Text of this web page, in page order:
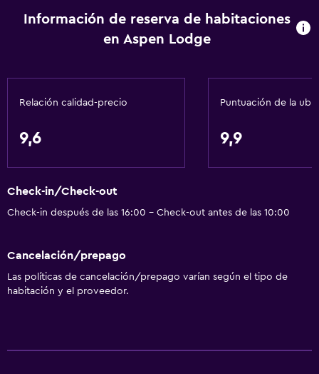
Información de reserva de habitaciones
en Aspen Lodge
Relación calidad-precio
9,6
Puntuación de la
9,9
Check-in/Check-out
Check-in después de las 16:00 - Check-out antes de las 10:00
Cancelación/prepago
Las políticas de cancelación/prepago varían según el tipo de
habitación y el proveedor.